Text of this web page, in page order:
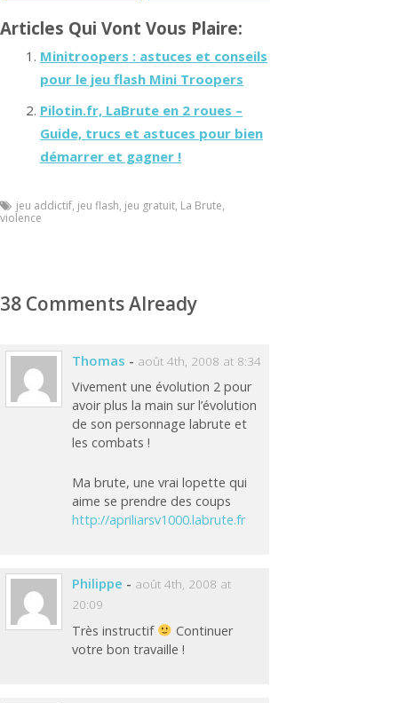
Articles Qui Vont Vous Plaire:
Minitroopers : astuces et conseils
pour le jeu flash Mini Troopers
Pilotin.fr, LaBrute en 2 roues –
Guide, trucs et astuces pour bien
démarrer et gagner !
jeu addictif, jeu flash, jeu gratuit, La Brute,
violence
38 Comments Already
Thomas - août 4th, 2008 at 8:34
Vivement une évolution 2 pour
avoir plus la main sur l’évolution
de son personnage labrute et
les combats !
Ma brute, une vrai lopette qui
aime se prendre des coups
http://apriliarsv1000.labrute.fr
Philippe - août 4th, 2008 at
20:09
Très instructif
Continuer
votre bon travaille !